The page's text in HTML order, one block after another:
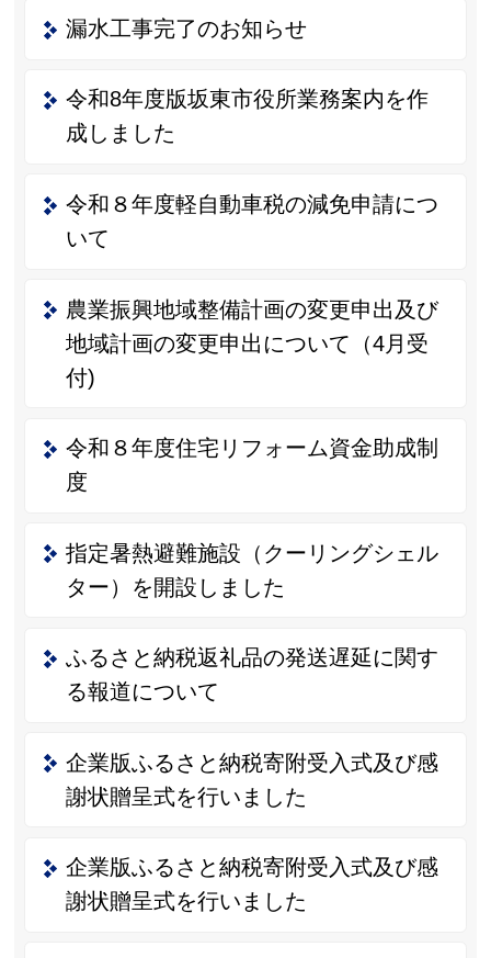
漏水工事完了のお知らせ
令和8年度版坂東市役所業務案内を作
成しました
令和８年度軽自動車税の減免申請につ
いて
農業振興地域整備計画の変更申出及び
地域計画の変更申出について（4月受
付)
令和８年度住宅リフォーム資金助成制
度
指定暑熱避難施設（クーリングシェル
ター）を開設しました
ふるさと納税返礼品の発送遅延に関す
る報道について
企業版ふるさと納税寄附受入式及び感
謝状贈呈式を行いました
企業版ふるさと納税寄附受入式及び感
謝状贈呈式を行いました